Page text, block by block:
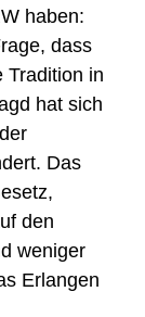
haben:
dass
Tradition in
hat sich
Das
den
weniger
Erlangen